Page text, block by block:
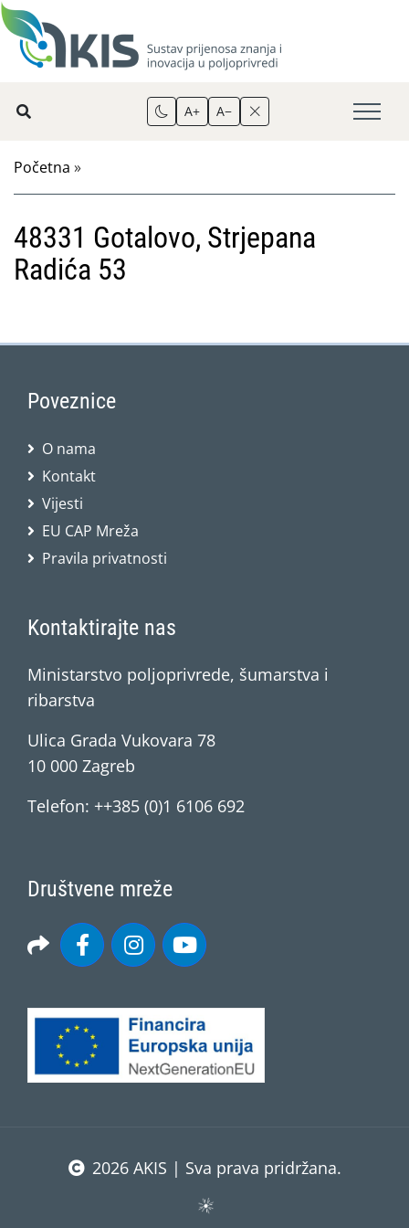
A+ A−
Početna »
48331 Gotalovo, Strjepana
Radića 53
Poveznice
O nama
Kontakt
Vijesti
EU CAP Mreža
Pravila privatnosti
Kontaktirajte nas
Ministarstvo poljoprivrede, šumarstva i
ribarstva
Ulica Grada Vukovara 78
10 000 Zagreb
Telefon: ++385 (0)1 6106 692
Društvene mreže
2026 AKIS | Sva prava pridržana.